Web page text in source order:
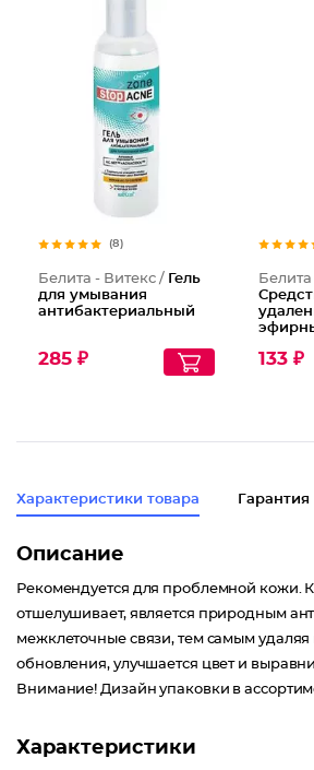
(8)
Белита - Витекс / Гель
для умывания
антибактериальный
285 ₽
дерева
133 ₽
Характеристики товара Гарантия
Описание
Рекомендуется для проблемной кожи.
отшелушивает, является природным
межклеточные связи, тем самым
обновления, улучшается цвет и
Внимание! Дизайн упаковки в
Характеристики